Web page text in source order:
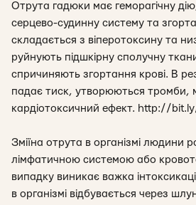
Отрута гадюки має геморагічну
серцево-судинну систему та
складається з віперотоксину та
руйнують підшкірну сполучну
спричиняють згортання крові. В
падає тиск, утворюються тромби,
кардіотоксичний ефект. http://
Зміїна отрута в організмі людини
лімфатичною системою або
випадку виникає важка
в організмі відбувається через